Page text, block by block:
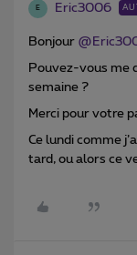
E Eric3006
Bonjour
Pouvez-vous me
semaine ?
Merci pour votre
Ce lundi comme
tard, ou alors ce